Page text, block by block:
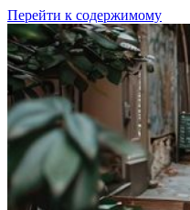
Перейти к содержимому